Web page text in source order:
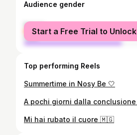
Audience gender
female
male
Start a Free Trial to Unlock
Top performing Reels
Summertime in Nosy Be 🤍
Mi hai rubato il cuore 🇲🇬